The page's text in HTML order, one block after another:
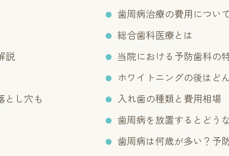
歯周病治療の費用について
総合歯科医療とは
説
当院における予防歯科の
ホワイトニングの後はど
とし穴も
入れ歯の種類と費用相場
歯周病を放置するとどう
歯周病は何歳が多い？予